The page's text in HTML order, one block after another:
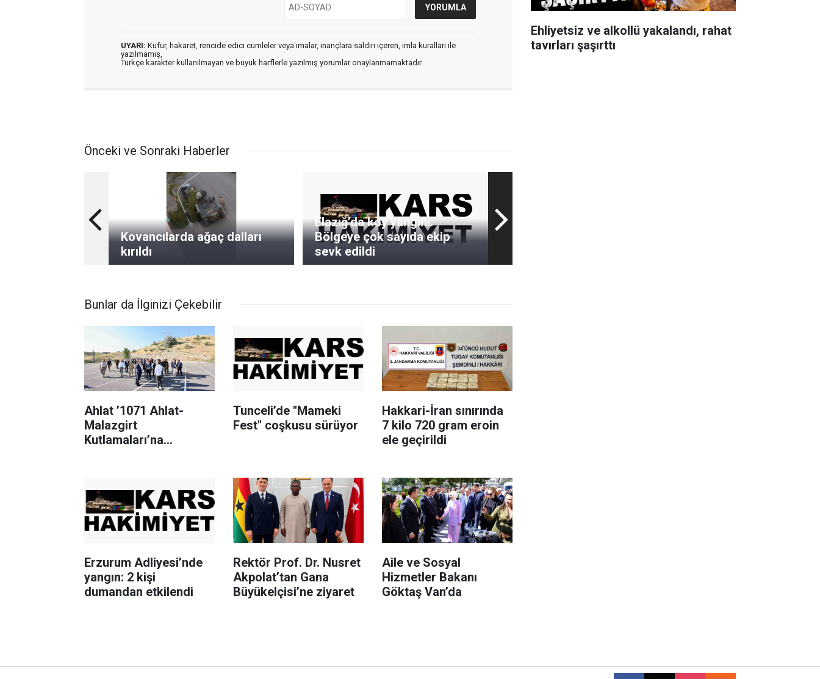
UYARI: Küfür, hakaret, rencide edici cümleler veya imalar, inançlara saldırı içeren, imla kuralları ile
yazılmamış,
Türkçe karakter kullanılmayan ve büyük harflerle yazılmış yorumlar onaylanmamaktadır.
Önceki ve Sonraki Haberler
Kovancılarda ağaç dalları
kırıldı
Elazığ’da köy yangını:
Bölgeye çok sayıda ekip
sevk edildi
Bunlar da İlginizi Çekebilir
Ahlat ’1071 Ahlat-
Malazgirt
Kutlamaları’na
Tunceli’de "Mameki
Fest" coşkusu sürüyor
Hakkari-İran sınırında
7 kilo 720 gram eroin
ele geçirildi
Erzurum Adliyesi’nde
yangın: 2 kişi
dumandan etkilendi
Rektör Prof. Dr. Nusret
Akpolat’tan Gana
Büyükelçisi’ne ziyaret
Aile ve Sosyal
Hizmetler Bakanı
Göktaş Van’da
Ehliyetsiz ve alkollü yakalandı, rahat
tavırları şaşırttı